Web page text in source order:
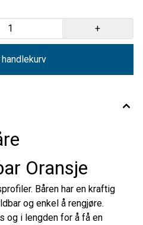
+
Oransje
Båren har en kraftig
og enkel å rengjøre.
og i lengden for å få en